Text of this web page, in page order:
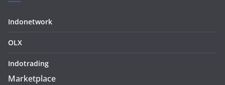
Indonetwork
OLX
Indotrading
Marketplace